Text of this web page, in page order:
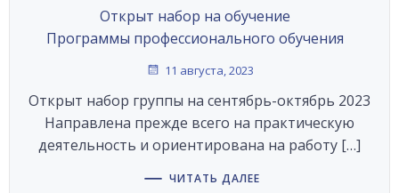
Открыт набор на обучение
Программы профессионального обучения
11 августа, 2023
Открыт набор группы на сентябрь-октябрь 2023
Направлена прежде всего на практическую
деятельность и ориентирована на работу […]
ЧИТАТЬ ДАЛЕЕ